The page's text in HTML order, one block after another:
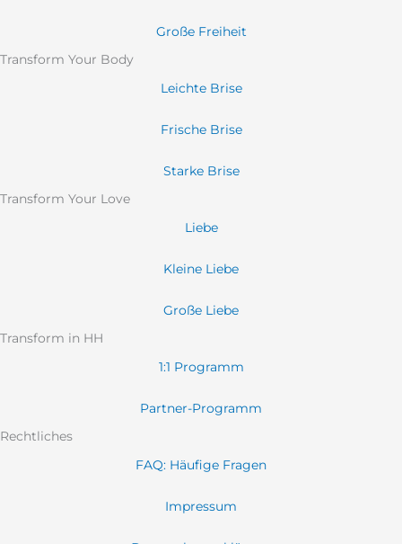
Große Freiheit
Transform Your Body
Leichte Brise
Frische Brise
Starke Brise
Transform Your Love
Liebe
Kleine Liebe
Große Liebe
Transform in HH
1:1 Programm
Partner-Programm
Rechtliches
FAQ: Häufige Fragen
Impressum